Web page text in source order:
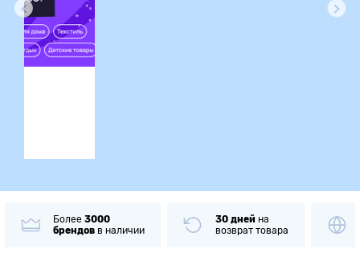
Более 3000
брендов в наличии
30 дней на
возврат товара